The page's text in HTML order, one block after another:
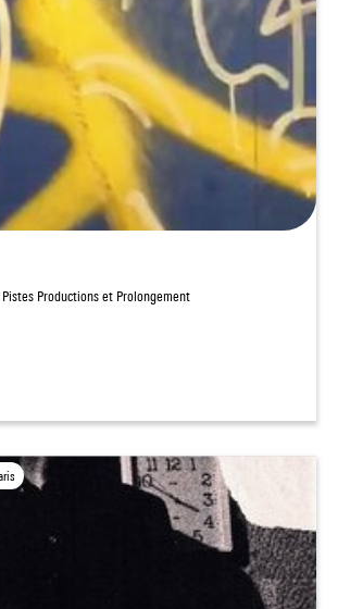
Pistes Productions et Prolongement